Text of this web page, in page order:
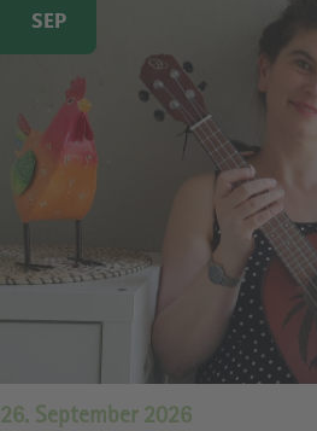
26. September 2026
SEP